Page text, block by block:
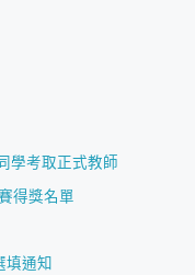
學考取正式教師
得獎名單
填通知